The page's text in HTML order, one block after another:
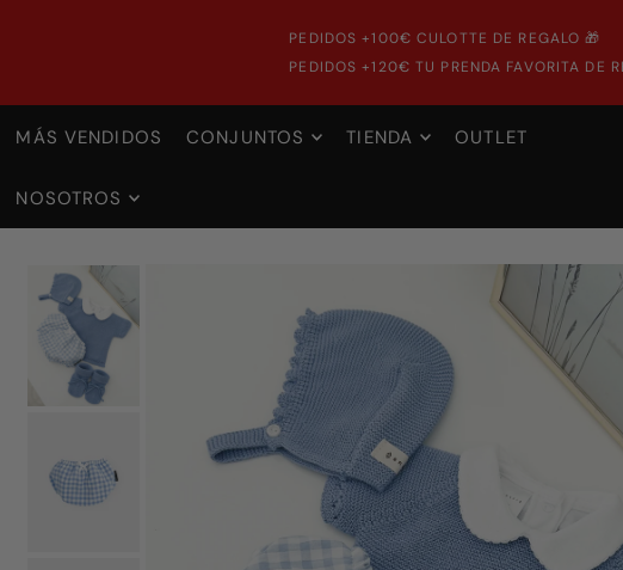
PEDIDOS +100€ CULOTTE DE REGALO 🎁
PEDIDOS +120€ TU PRENDA FAVORITA DE
MÁS VENDIDOS CONJUNTOS TIENDA OUTLET
NOSOTROS